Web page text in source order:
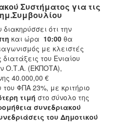
Συστήματος για τις
ότι την
και ώρα 10:00 θα
με κλειστές
του Ενιαίου
Ο.Τ.Α. (ΕΚΠΟΤΑ),
40.000,00 €
ΦΠΑ 23%, με κριτήριο
τιμή στο σύνολο της
συνεδριακού
του Δημοτικού